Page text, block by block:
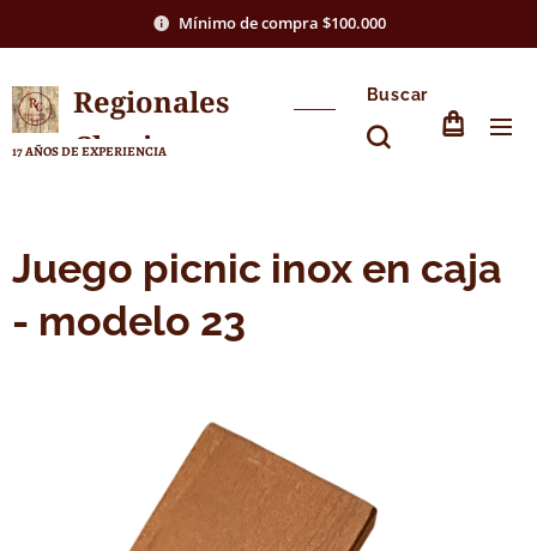
Mínimo de compra $100.000
Regionales
Chasico
17 AÑOS DE EXPERIENCIA
Buscar
Juego picnic inox en caja
- modelo 23